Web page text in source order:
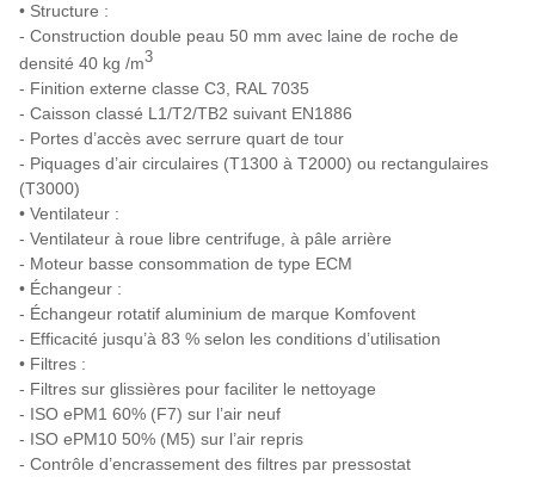
• Structure :
- Construction double peau 50 mm avec laine de roche de
densité 40 kg /m3
- Finition externe classe C3, RAL 7035
- Caisson classé L1/T2/TB2 suivant EN1886
- Portes d’accès avec serrure quart de tour
- Piquages d’air circulaires (T1300 à T2000) ou rectangulaires
(T3000)
• Ventilateur :
- Ventilateur à roue libre centrifuge, à pâle arrière
- Moteur basse consommation de type ECM
• Échangeur :
- Échangeur rotatif aluminium de marque Komfovent
- Efficacité jusqu’à 83 % selon les conditions d’utilisation
• Filtres :
- Filtres sur glissières pour faciliter le nettoyage
- ISO ePM1 60% (F7) sur l’air neuf
- ISO ePM10 50% (M5) sur l’air repris
- Contrôle d’encrassement des filtres par pressostat